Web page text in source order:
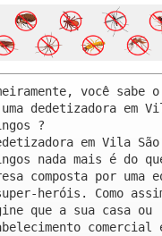
você sabe o
dedetizadora em
?
em Vila São
nada mais é do
composta por uma
heróis. Como
que a sua casa ou
comercial